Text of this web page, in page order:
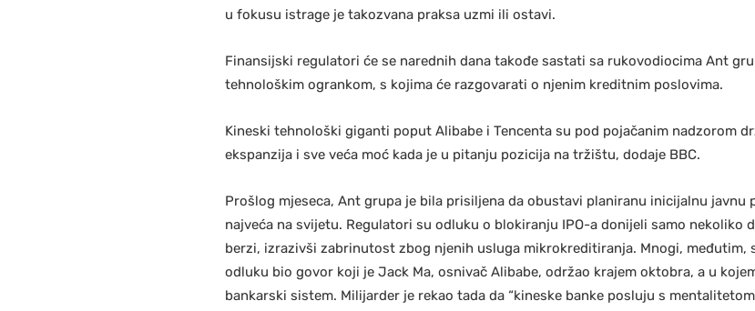
u fokusu istrage je takozvana praksa uzmi ili ostavi.
Finansijski regulatori će se narednih dana takođe sastati sa rukovodiocima Ant
tehnološkim ogrankom, s kojima će razgovarati o njenim kreditnim poslovima.
Kineski tehnološki giganti poput Alibabe i Tencenta su pod pojačanim nadzorom
ekspanzija i sve veća moć kada je u pitanju pozicija na tržištu, dodaje BBC.
Prošlog mjeseca, Ant grupa je bila prisiljena da obustavi planiranu inicijalnu javnu
najveća na svijetu. Regulatori su odluku o blokiranju IPO-a donijeli samo nekoliko
berzi, izrazivši zabrinutost zbog njenih usluga mikrokreditiranja. Mnogi, međutim,
odluku bio govor koji je Jack Ma, osnivač Alibabe, održao krajem oktobra, a u
bankarski sistem. Milijarder je rekao tada da “kineske banke posluju s